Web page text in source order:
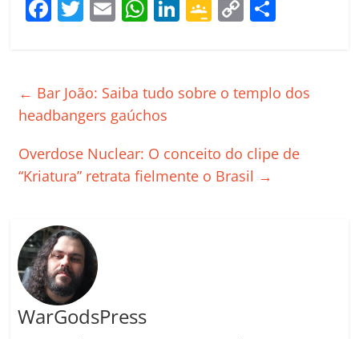
F
e
b
o
k
T
er
E
l
W
s
A
p
Li
e
G
gl
a
ss
C
y
Li
k
p
h
← Bar João: Saiba tudo sobre o templo dos
headbangers gaúchos
Overdose Nuclear: O conceito do clipe de
“Kriatura” retrata fielmente o Brasil →
WarGodsPress